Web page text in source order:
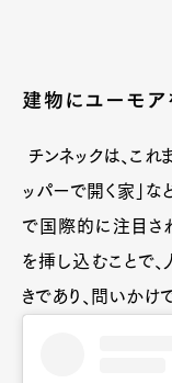
建物にユーモ
チンネックは、これ
ッパーで開く家」
で国際的に注目さ
を挿し込むことで
きであり、問いかけ